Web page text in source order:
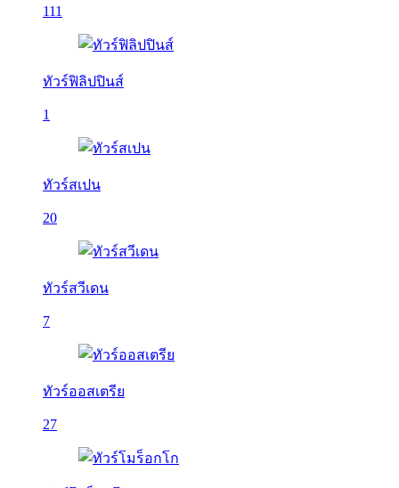
111
ทัวร์ฟิลิปปินส์
1
ทัวร์สเปน
20
ทัวร์สวีเดน
7
ทัวร์ออสเตรีย
27